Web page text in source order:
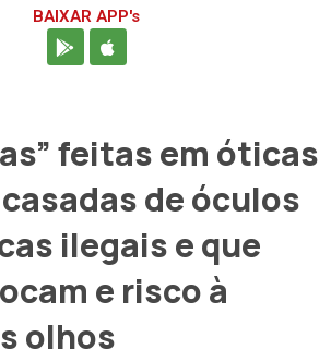
BAIXAR APP's
feitas em óticas
de óculos
ilegais e que
e risco à
olhos